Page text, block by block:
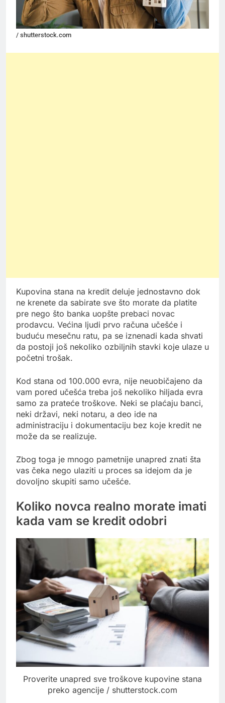
/ shutterstock.com
Kupovina stana na kredit deluje jednostavno dok
ne krenete da sabirate sve što morate da platite
pre nego što banka uopšte prebaci novac
prodavcu. Većina ljudi prvo računa učešće i
buduću mesečnu ratu, pa se iznenadi kada shvati
da postoji još nekoliko ozbiljnih stavki koje ulaze u
početni trošak.
Kod stana od 100.000 evra, nije neuobičajeno da
vam pored učešća treba još nekoliko hiljada evra
samo za prateće troškove. Neki se plaćaju banci,
neki državi, neki notaru, a deo ide na
administraciju i dokumentaciju bez koje kredit ne
može da se realizuje.
Zbog toga je mnogo pametnije unapred znati šta
vas čeka nego ulaziti u proces sa idejom da je
dovoljno skupiti samo učešće.
Koliko novca realno morate imati
kada vam se kredit odobri
Proverite unapred sve troškove kupovine stana
preko agencije / shutterstock.com